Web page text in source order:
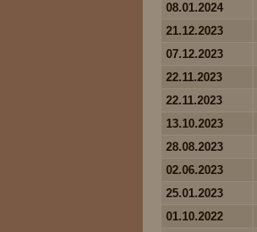
08.01.2024
21.12.2023
07.12.2023
22.11.2023
22.11.2023
13.10.2023
28.08.2023
02.06.2023
25.01.2023
01.10.2022